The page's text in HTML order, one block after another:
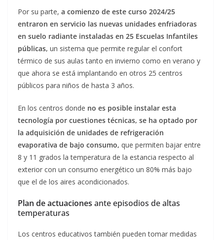
Por su parte, a comienzo de este curso 2024/25
entraron en servicio las nuevas unidades enfriadoras
en suelo radiante instaladas en 25 Escuelas Infantiles
públicas, un sistema que permite regular el confort
térmico de sus aulas tanto en invierno como en verano y
que ahora se está implantando en otros 25 centros
públicos para niños de hasta 3 años.
En los centros donde no es posible instalar esta
tecnología por cuestiones técnicas, se ha optado por
la adquisición de unidades de refrigeración
evaporativa de bajo consumo, que permiten bajar entre
8 y 11 grados la temperatura de la estancia respecto al
exterior con un consumo energético un 80% más bajo
que el de los aires acondicionados.
Plan de actuaciones ante episodios de altas
temperaturas
Los centros educativos también pueden tomar medidas